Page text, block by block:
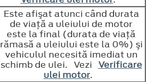
Este afişat atunci când durata
de viaţă a uleiului de motor
este la final (durata de viaţă
rămasă a uleiului este la 0%) şi
vehiculul necesită imediat un
schimb de ulei. Vezi Verificare
ulei motor.